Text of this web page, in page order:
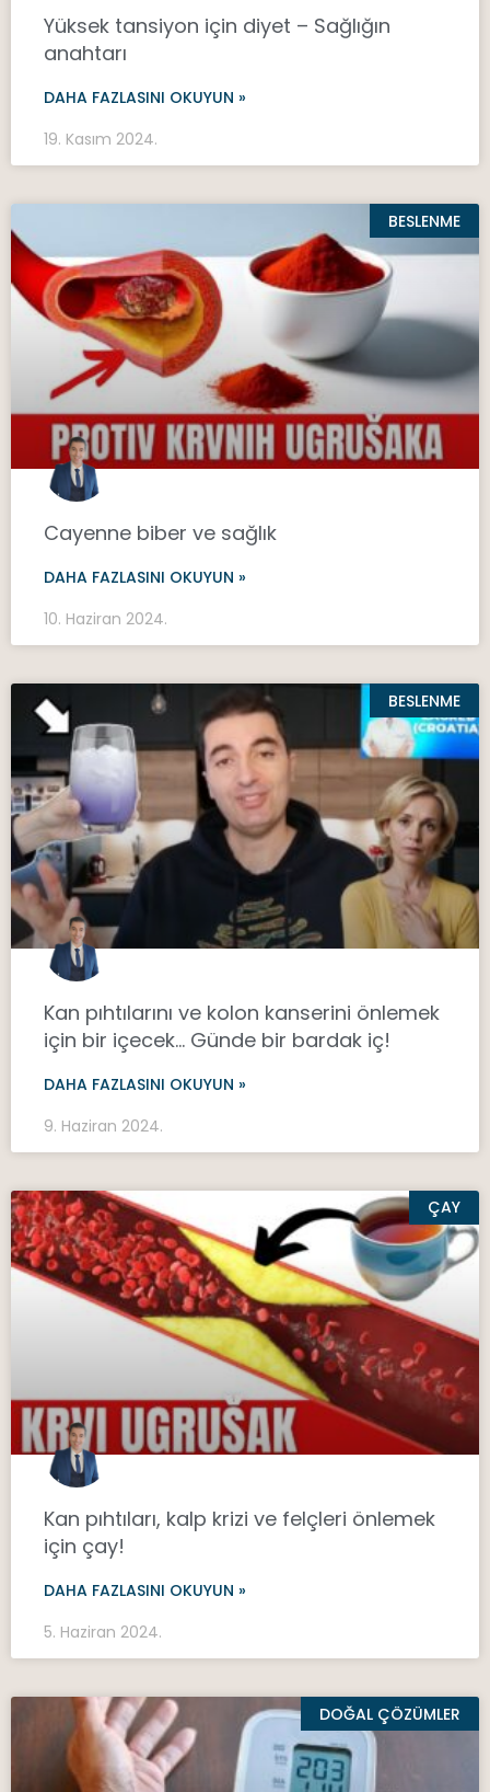
Yüksek tansiyon için diyet – Sağlığın
anahtarı
DAHA FAZLASINI OKUYUN »
19. Kasım 2024.
BESLENME
Cayenne biber ve sağlık
DAHA FAZLASINI OKUYUN »
10. Haziran 2024.
BESLENME
Kan pıhtılarını ve kolon kanserini önlemek
için bir içecek… Günde bir bardak iç!
DAHA FAZLASINI OKUYUN »
9. Haziran 2024.
ÇAY
Kan pıhtıları, kalp krizi ve felçleri önlemek
için çay!
DAHA FAZLASINI OKUYUN »
5. Haziran 2024.
DOĞAL ÇÖZÜMLER